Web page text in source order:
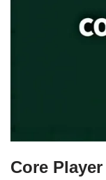
Core